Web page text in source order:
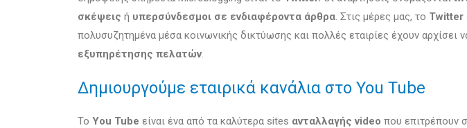
σκέψεις ή υπερσύνδεσμοι σε ενδιαφέροντα άρθρα. Στις μέρες μας, το Twitter
πολυσυζητημένα μέσα κοινωνικής δικτύωσης και πολλές εταιρίες έχουν αρχίσει
εξυπηρέτησης πελατών.
Δημιουργούμε εταιρικά κανάλια στο You Tube
Το You Tube είναι ένα από τα καλύτερα sites ανταλλαγής video που επιτρέπουν